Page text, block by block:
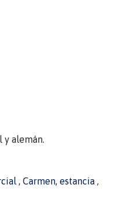
y alemán.
, Carmen, estancia ,